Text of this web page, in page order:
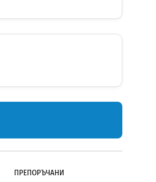
ПРЕПОРЪЧАНИ